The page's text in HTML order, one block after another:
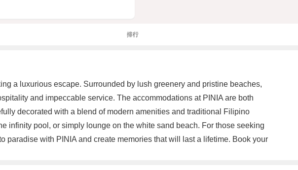
排行
a luxurious escape. Surrounded by lush greenery and pristine beaches,
and impeccable service. The accommodations at PINIA are both
decorated with a blend of modern amenities and traditional Filipino
infinity pool, or simply lounge on the white sand beach. For those seeking
paradise with PINIA and create memories that will last a lifetime. Book your